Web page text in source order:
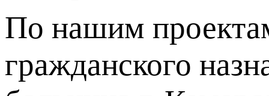
По нашим
гражданского